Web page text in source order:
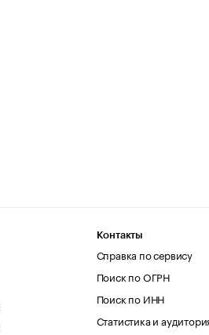
Контакты
Справка по сервису
Поиск по ОГРН
Поиск по ИНН
Статистика и